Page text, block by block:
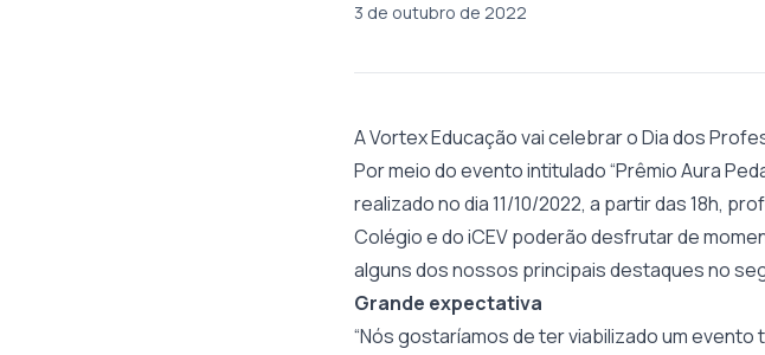
3 de outubro de 2022
A Vortex Educação vai celebrar o Dia dos
Por meio do evento intitulado “Prêmio Aura
realizado no dia 11/10/2022, a partir das 18h,
Colégio e do iCEV poderão desfrutar de
alguns dos nossos principais destaques no
Grande expectativa
“Nós gostaríamos de ter viabilizado um